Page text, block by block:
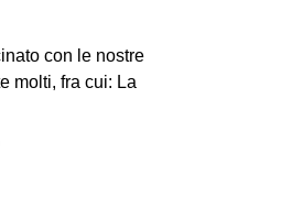
con le nostre
molti, fra cui: La